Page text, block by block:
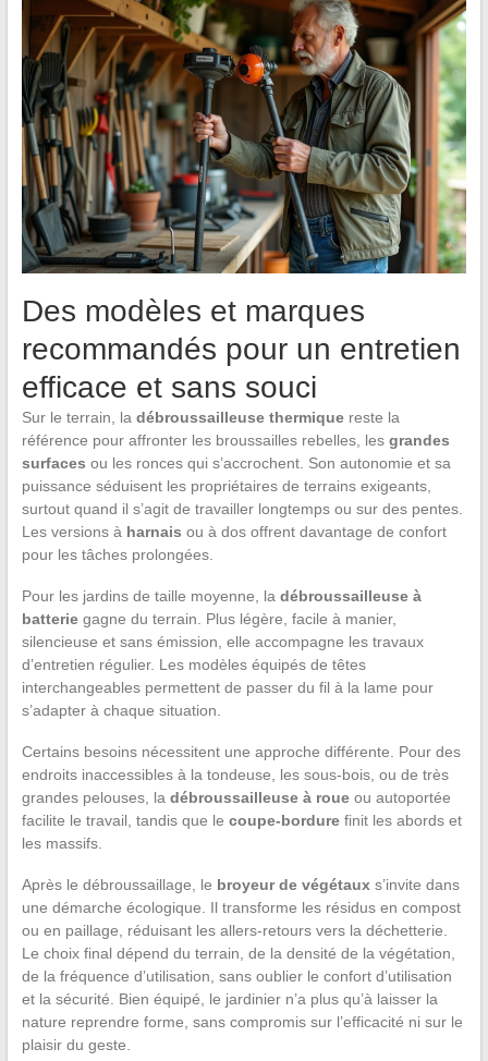
Des modèles et marques
recommandés pour un entretien
efficace et sans souci
Sur le terrain, la débroussailleuse thermiquereste la
référence pour affronter les broussailles rebelles, les grandes
surfaces ou les ronces qui s’accrochent. Son autonomie et sa
puissance séduisent les propriétaires de terrains exigeants,
surtout quand il s’agit de travailler longtemps ou sur des pentes.
Les versions à harnais ou à dos offrent davantage de confort
pour les tâches prolongées.
Pour les jardins de taille moyenne, la débroussailleuse à
batteriegagne du terrain. Plus légère, facile à manier,
silencieuse et sans émission, elle accompagne les travaux
d’entretien régulier. Les modèles équipés de têtes
interchangeables permettent de passer du fil à la lame pour
s’adapter à chaque situation.
Certains besoins nécessitent une approche différente. Pour des
endroits inaccessibles à la tondeuse, les sous-bois, ou de très
grandes pelouses, la débroussailleuse à roueou autoportée
facilite le travail, tandis que le coupe-bordurefinit les abords et
les massifs.
Après le débroussaillage, le broyeur de végétauxs’invite dans
une démarche écologique. Il transforme les résidus en compost
ou en paillage, réduisant les allers-retours vers la déchetterie.
Le choix final dépend du terrain, de la densité de la végétation,
de la fréquence d’utilisation, sans oublier le confort d’utilisation
et la sécurité. Bien équipé, le jardinier n’a plus qu’à laisser la
nature reprendre forme, sans compromis sur l’efficacité ni sur le
plaisir du geste.